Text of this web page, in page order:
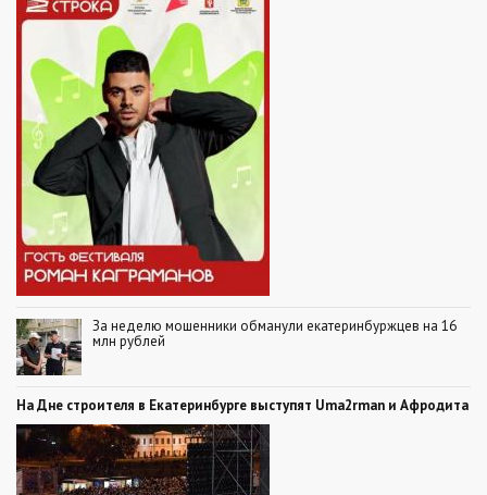
За неделю мошенники обманули екатеринбуржцев на 16
млн рублей
На Дне строителя в Екатеринбурге выступят Uma2rman и Афродита